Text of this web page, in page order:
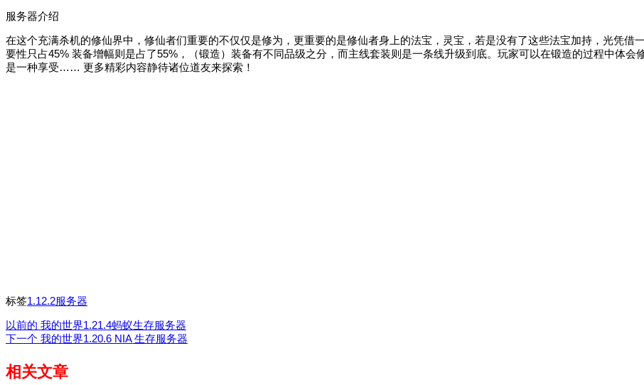
服务器介绍
在这个充满杀机的修仙界中，修仙者们重要的不仅仅是修为，更重要的是修仙者身上的法宝，灵宝，若是没有了这些法宝加持，光凭
要性只占45% 装备增幅则是占了55%，（锻造）装备有不同品级之分，而主线套装则是一条线升级到底。玩家可以在锻造的过程中体
是一种享受…… 更多精彩内容静待诸位道友来探索！
标签1.12.2服务器
以前的 我的世界1.21.4蚂蚁生存服务器
下一个 我的世界1.20.6 NIA 生存服务器
相关文章